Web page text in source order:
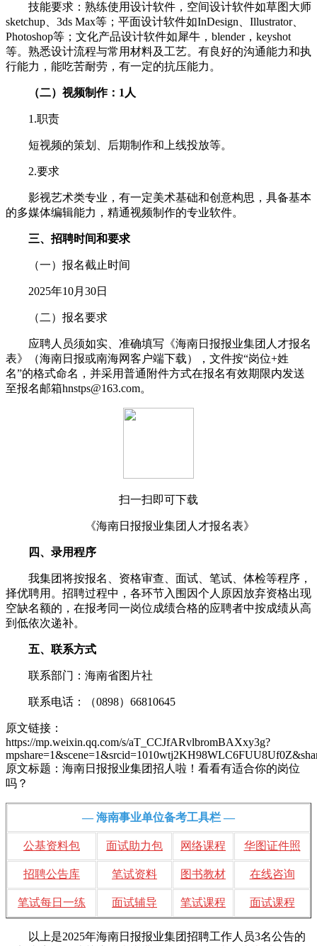
技能要求：熟练使用设计软件，空间设计软件如草图大师
sketchup、‌3ds Max等；平面设计软件如InDesign、Illustrator、
Photoshop等；文化产品设计软件如犀牛，blender，keyshot
等。熟悉设计流程与常用材料及工艺。有良好的沟通能力和执
行能力，能吃苦耐劳，有一定的抗压能力。
（二）视频制作：1人
1.职责
短视频的策划、后期制作和上线投放等。
2.要求
影视艺术类专业，有一定美术基础和创意构思，具备基本
的多媒体编辑能力，精通视频制作的专业软件。
三、招聘时间和要求
（一）报名截止时间
2025年10月30日
（二）报名要求
应聘人员须如实、准确填写《海南日报报业集团人才报名
表》（海南日报或南海网客户端下载），文件按“岗位+姓
名”的格式命名，并采用普通附件方式在报名有效期限内发送
至报名邮箱hnstps@163.com。
扫一扫即可下载
《海南日报报业集团人才报名表》
四、录用程序
我集团将按报名、资格审查、面试、笔试、体检等程序，
择优聘用。招聘过程中，各环节入围因个人原因放弃资格出现
空缺名额的，在报考同一岗位成绩合格的应聘者中按成绩从高
到低依次递补。
五、联系方式
联系部门：海南省图片社
联系电话：（0898）66810645
原文链接：
https://mp.weixin.qq.com/s/aT_CCJfARvlbromBAXxy3g?
原文标题：海南日报报业集团招人啦！看看有适合你的岗位
吗？
— 海南事业单位备考工具栏 —
公基资料包 面试助力包 网络课程 华图证件照
招聘公告库 笔试资料 图书教材 在线咨询
笔试每日一练 面试辅导 笔试课程 面试课程
以上是2025年海南日报报业集团招聘工作人员3名公告的